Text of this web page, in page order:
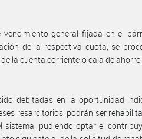
general fijada en el
de la respectiva cuota, se
la cuenta corriente o caja de
debitadas en la oportunidad
resarcitorios, podrán ser
sistema, pudiendo optar el